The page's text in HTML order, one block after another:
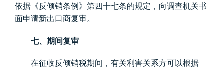
依据《反倾销条例》第四十七条的规定，向调查机关书
面申请新出口商复审。
七、期间复审
在征收反倾销税期间，有关利害关系方可以根据